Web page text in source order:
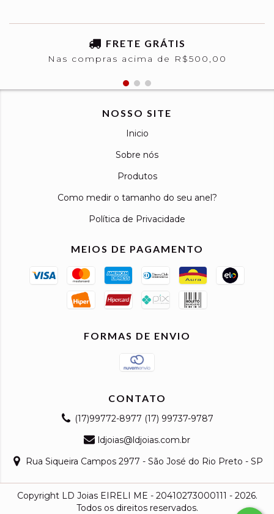
FRETE GRÁTIS
Nas compras acima de R$500,00
NOSSO SITE
Inicio
Sobre nós
Produtos
Como medir o tamanho do seu anel?
Política de Privacidade
MEIOS DE PAGAMENTO
FORMAS DE ENVIO
CONTATO
(17)99772-8977 (17) 99737-9787
ldjoias@ldjoias.com.br
Rua Siqueira Campos 2977 - São José do Rio Preto - SP
Copyright LD Joias EIRELI ME - 20410273000111 - 2026.
Todos os direitos reservados.